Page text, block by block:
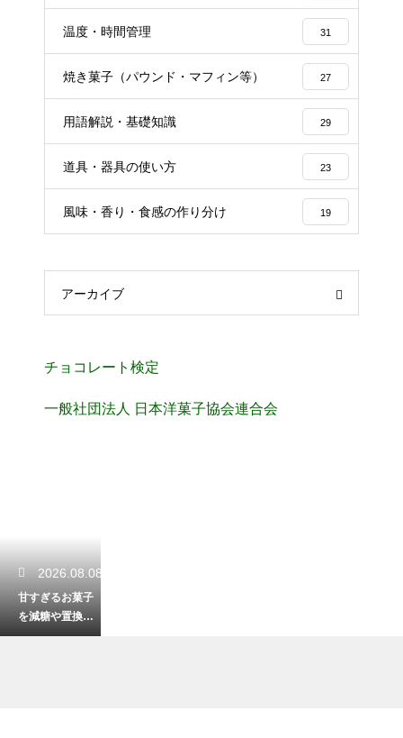
温度・時間管理 31
焼き菓子（パウンド・マフィン等） 27
用語解説・基礎知識 29
道具・器具の使い方 23
風味・香り・食感の作り分け 19
アーカイブ
チョコレート検定
一般社団法人 日本洋菓子協会連合会
2026.08.08
甘すぎるお菓子
を減糖や置換で
調整すると失敗